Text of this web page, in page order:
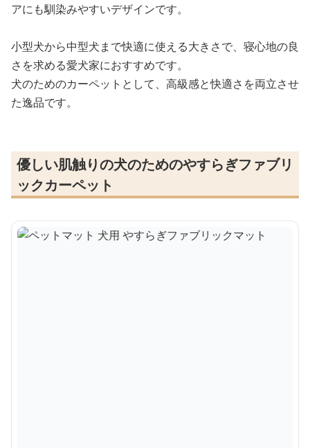
アにも馴染みやすいデザインです。
小型犬から中型犬まで快適に使える大きさで、寝心地の良
さを求める愛犬家におすすめです。
犬のためのカーペットとして、高級感と快適さを両立させ
た逸品です。
優しい肌触りの犬のためのやすらぎファブリ
ックカーペット